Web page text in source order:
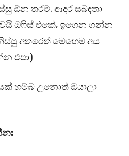
ඕන තරම්. ආදර සබඳතා
ඔෆිස් එකේ, ඉගෙන ගන්න
අතරෙත් මෙහෙම අය
එපා)
හම්බ උනොත් ඔයාලා